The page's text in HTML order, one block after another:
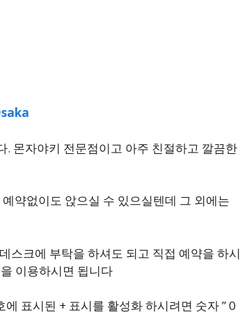
몬자야키 전문점이고 아주 친절하고 깔끔한
약없이도 앉으실 수 있으실텐데 그 외에는
스크에 부탁을 하셔도 되고 직접 예약을 하시
이용하시면 됩니다
표시된 + 표시를 활성화 하시려면 숫자 ” 0